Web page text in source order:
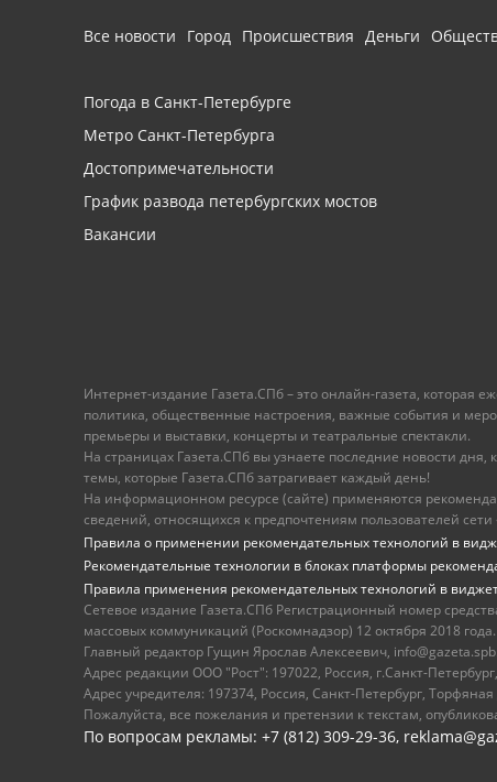
Все новости Город Происшествия Деньги
Погода в Санкт-Петербурге
Метро Санкт-Петербурга
Достопримечательности
График развода петербургских мостов
Вакансии
Интернет-издание Газета.СПб – это онлайн-газета, которая
политика, общественные настроения, важные события и
премьеры и выставки, концерты и театральные спектакли.
На страницах Газета.СПб вы узнаете последние новости дня,
темы, которые Газета.СПб затрагивает каждый день!
На информационном ресурсе (сайте) применяются
сведений, относящихся к предпочтениям пользователей
Правила о применении рекомендательных технологий в
Рекомендательные технологии в блоках платформы
Правила применения рекомендательных технологий в
Сетевое издание Газета.СПб Регистрационный номер
массовых коммуникаций (Роскомнадзор) 12 октября 2018 года.
Главный редактор Гущин Ярослав Алексеевич,
Адрес редакции ООО "Рост": 197022, Россия, г.Санкт-
Адрес учредителя: 197374, Россия, Санкт-Петербург,
Пожалуйста, все пожелания и претензии к текстам,
По вопросам рекламы: +7 (812) 309-29-36,